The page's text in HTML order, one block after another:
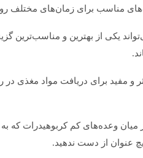
مناسب برای زمان‌های مختلف
یکی از بهترین و مناسب‌ترین
و مفید برای دریافت مواد مغذی در
میان وعده‌های کم کربوهیدرات که
عنوان از دست ندهید.
تا درمان +ویدئو